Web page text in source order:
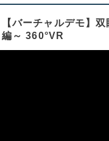
【バーチャルデモ】
編～ 360°VR